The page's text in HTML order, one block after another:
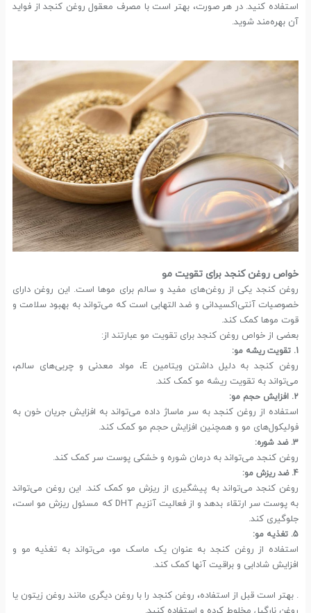
استفاده کنید. در هر صورت، بهتر است با مصرف معقول روغن کنجد از فواید
آن بهره‌مند شوید.
خواص روغن کنجد برای تقویت مو
روغن کنجد یکی از روغن‌های مفید و سالم برای موها است. این روغن دارای
خصوصیات آنتی‌اکسیدانی و ضد التهابی است که می‌تواند به بهبود سلامت و
قوت موها کمک کند.
بعضی از خواص روغن کنجد برای تقویت مو عبارتند از:
1. تقویت ریشه مو:
روغن کنجد به دلیل داشتن ویتامین E، مواد معدنی و چربی‌های سالم،
می‌تواند به تقویت ریشه مو کمک کند.
2. افزایش حجم مو:
استفاده از روغن کنجد به سر ماساژ داده می‌تواند به افزایش جریان خون به
فولیکول‌های مو و همچنین افزایش حجم مو کمک کند.
3. ضد شوره:
روغن کنجد می‌تواند به درمان شوره و خشکی پوست سر کمک کند.
4. ضد ریزش مو:
روغن کنجد می‌تواند به پیشگیری از ریزش مو کمک کند. این روغن می‌تواند
به پوست سر ارتقاء بدهد و از فعالیت آنزیم DHT که مسئول ریزش مو است،
جلوگیری کند.
5. تغذیه مو:
استفاده از روغن کنجد به عنوان یک ماسک مو، می‌تواند به تغذیه مو و
افزایش شادابی و براقیت آنها کمک کند.
. بهتر است قبل از استفاده، روغن کنجد را با روغن دیگری مانند روغن زیتون یا